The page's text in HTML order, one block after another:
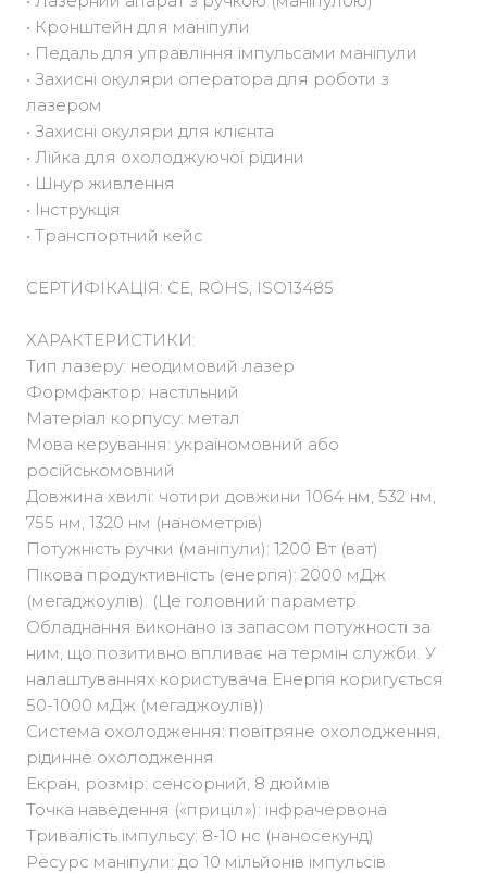
• Кронштейн для маніпули
• Педаль для управління імпульсами маніпули
• Захисні окуляри оператора для роботи з
лазером
• Захисні окуляри для клієнта
• Лійка для охолоджуючої рідини
• Шнур живлення
• Інструкція
• Транспортний кейс
СЕРТИФІКАЦІЯ: CE, ROHS, ISO13485
ХАРАКТЕРИСТИКИ:
Тип лазеру: неодимовий лазер
Формфактор: настільний
Матеріал корпусу: метал
Мова керування: україномовний або
російськомовний
Довжина хвилі: чотири довжини 1064 нм, 532 нм,
755 нм, 1320 нм (нанометрів)
Потужність ручки (маніпули): 1200 Вт (ват)
Пікова продуктивність (енергія): 2000 мДж
(мегаджоулів). (Це головний параметр.
Обладнання виконано із запасом потужності за
ним, що позитивно впливає на термін служби. У
налаштуваннях користувача Енергія коригується
50-1000 мДж (мегаджоулів))
Система охолодження: повітряне охолодження,
рідинне охолодження
Екран, розмір: сенсорний, 8 дюймів
Точка наведення («приціл»): інфрачервона
Тривалість імпульсу: 8-10 нс (наносекунд)
Ресурс маніпули: до 10 мільйонів імпульсів